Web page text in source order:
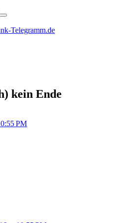
Telegramm.de
kein Ende
PM